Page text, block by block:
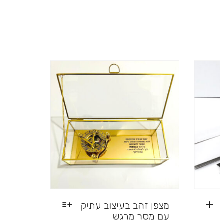
מצפן זהב בעיצוב עתיק
עם מסר מרגש